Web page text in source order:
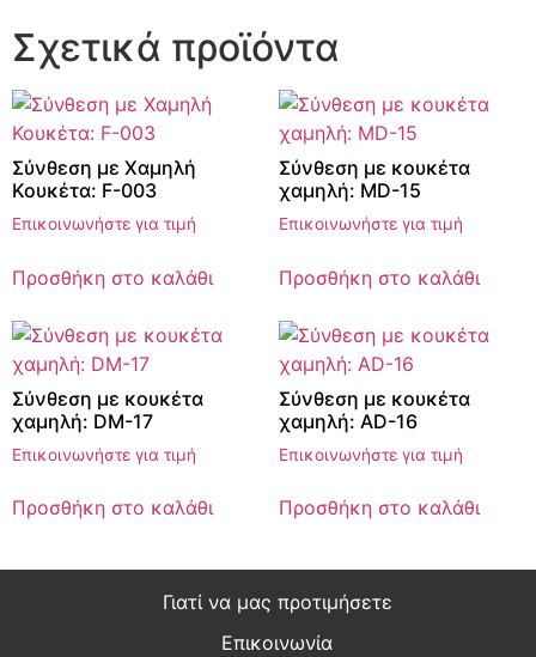
Σχετικά προϊόντα
Σύνθεση με Χαμηλή
Κουκέτα: F-003
Επικοινωνήστε για τιμή
Προσθήκη στο καλάθι
Σύνθεση με κουκέτα
χαμηλή: MD-15
Επικοινωνήστε για τιμή
Προσθήκη στο καλάθι
Σύνθεση με κουκέτα
χαμηλή: DM-17
Επικοινωνήστε για τιμή
Προσθήκη στο καλάθι
Σύνθεση με κουκέτα
χαμηλή: AD-16
Επικοινωνήστε για τιμή
Προσθήκη στο καλάθι
Γιατί να μας προτιμήσετε
Επικοινωνία